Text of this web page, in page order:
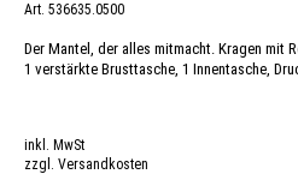
Art. 536635.0500
Der Mantel, der alles mitmacht. Kragen mit
1 verstärkte Brusttasche, 1 Innentasche,
inkl. MwSt
zzgl. Versandkosten